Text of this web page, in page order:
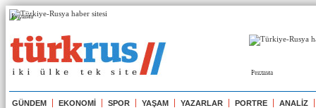
Реклама
Реклама
GÜNDEM EKONOMİ SPOR YAŞAM YAZARLAR PORTRE ANALİZ